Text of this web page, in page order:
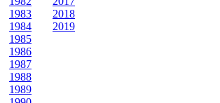
1983
1984
1985
1986
1987
1988
1989
2018
2019